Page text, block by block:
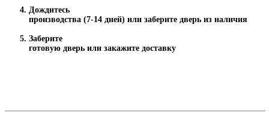
Дождитесь
производства (7-14 дней) или заберите дверь из наличия
Заберите
готовую дверь или закажите доставку